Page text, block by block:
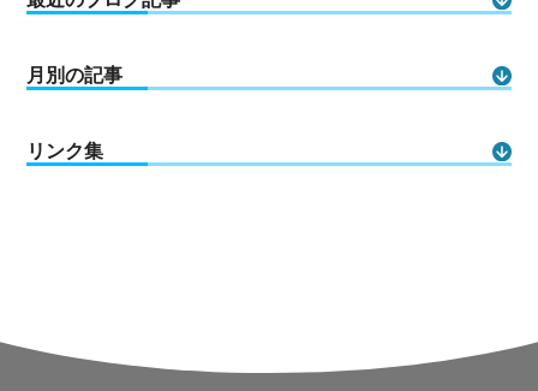
月別の記事
リンク集